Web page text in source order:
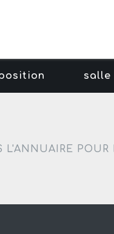
salle
L'ANNUAIRE POUR